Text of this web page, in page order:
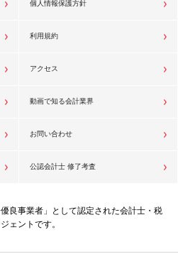
アクセス
個人情報保護方針
利用規約
お問い合わせ
動画で知る会計業界
公認会計士 修了考査
良事業者」として認定された会計士・税
ェントです。